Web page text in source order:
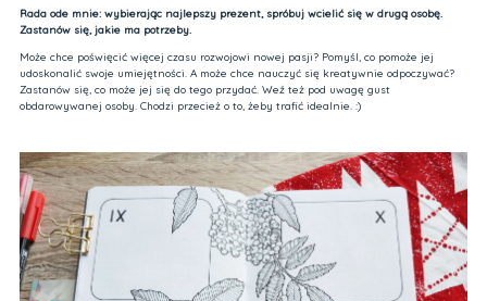
Rada ode mnie: wybierając najlepszy prezent, spróbuj wcielić się w drugą osobę.
Zastanów się, jakie ma potrzeby.
Może chce poświęcić więcej czasu rozwojowi nowej pasji? Pomyśl, co pomoże jej
udoskonalić swoje umiejętności. A może chce nauczyć się kreatywnie odpoczywać?
Zastanów się, co może jej się do tego przydać. Weź też pod uwagę gust
obdarowywanej osoby. Chodzi przecież o to, żeby trafić idealnie. :)